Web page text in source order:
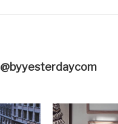
@byyesterdaycom